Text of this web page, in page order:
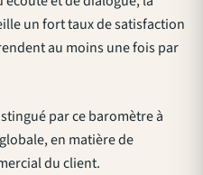
un fort taux de satisfaction
au moins une fois par
par ce baromètre à
en matière de
du client.